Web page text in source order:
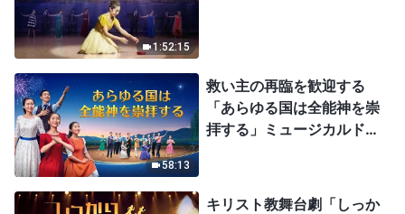
1:52:15
58:13
救い主の再臨を歓迎する
「あらゆる国は全能神を崇
拝する」ミュージカルドラ
キリスト教舞台劇「しっか